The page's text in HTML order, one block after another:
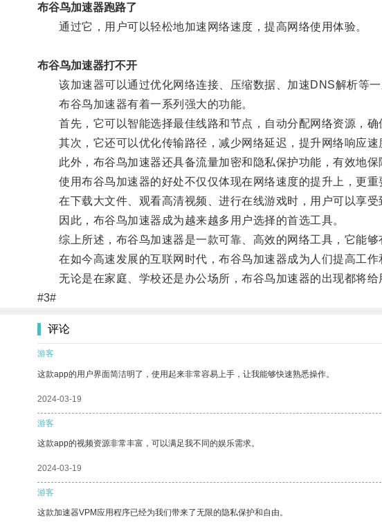
布谷鸟加速器跑路了
通过它，用户可以轻松地加速网络速度，提高网络使用体验。
布谷鸟加速器打不开
该加速器可以通过优化网络连接、压缩数据、加速DNS解析等一
布谷鸟加速器有着一系列强大的功能。
首先，它可以智能选择最佳线路和节点，自动分配网络资源，确
其次，它还可以优化传输路径，减少网络延迟，提升网络响应速
此外，布谷鸟加速器还具备流量加密和隐私保护功能，有效地保
使用布谷鸟加速器的好处不仅仅体现在网络速度的提升上，更重
在下载大文件、观看高清视频、进行在线游戏时，用户可以享受
因此，布谷鸟加速器成为越来越多用户选择的首选工具。
综上所述，布谷鸟加速器是一款可靠、高效的网络工具，它能够
在如今高速发展的互联网时代，布谷鸟加速器成为人们提高工作
无论是在家庭、学校还是办公场所，布谷鸟加速器的出现都将给
#3#
评论
游客
这款app的用户界面简洁明了，使用起来非常容易上手，让我能够快速熟悉操作。
2024-03-19
游客
这款app的视频资源非常丰富，可以满足我不同的娱乐需求。
2024-03-19
游客
这款加速器VPM应用程序已经为我们带来了无限的隐私保护和自由。